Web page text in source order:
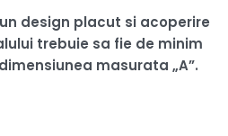
design placut si acoperire
trebuie sa fie de minim
masurata „A”.